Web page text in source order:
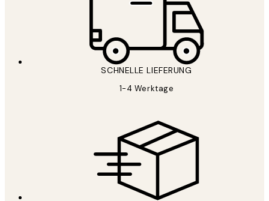
SCHNELLE LIEFERUNG
1-4 Werktage